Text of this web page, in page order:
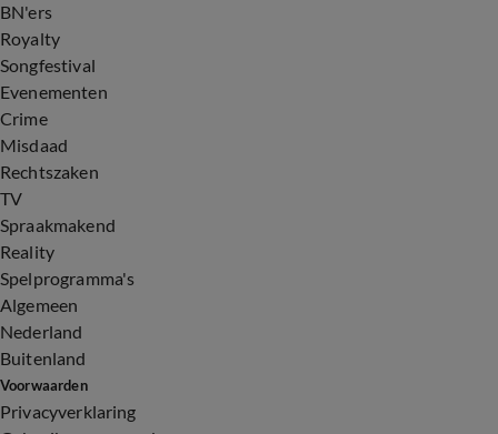
BN'ers
Royalty
Songfestival
Evenementen
Crime
Misdaad
Rechtszaken
TV
Spraakmakend
Reality
Spelprogramma's
Algemeen
Nederland
Buitenland
Voorwaarden
Privacyverklaring